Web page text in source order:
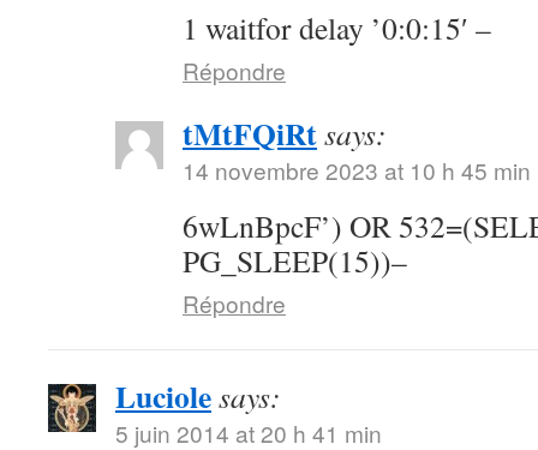
1 waitfor delay ’0:0:15′ –
Répondre
tMtFQiRtsays:
14 novembre 2023 at 10 h 45 min
6wLnBpcF’) OR
PG_SLEEP(15))–
Répondre
Luciolesays:
5 juin 2014 at 20 h 41 min